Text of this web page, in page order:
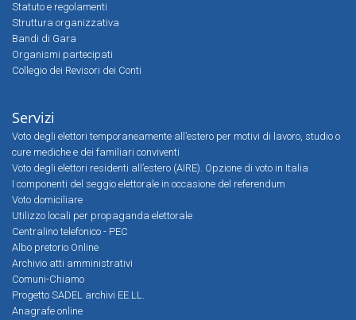
Statuto e regolamenti
Struttura organizzativa
Bandi di Gara
Organismi partecipati
Collegio dei Revisori dei Conti
Servizi
Voto degli elettori temporaneamente all’estero per motivi di lavoro, studio o
cure mediche e dei familiari conviventi
Voto degli elettori residenti all’estero (AIRE). Opzione di voto in Italia
I componenti del seggio elettorale in occasione del referendum
Voto domiciliare
Utilizzo locali per propaganda elettorale
Centralino telefonico - PEC
Albo pretorio Online
Archivio atti amministrativi
Comuni-Chiamo
Progetto SADEL archivi EE.LL.
Anagrafe online